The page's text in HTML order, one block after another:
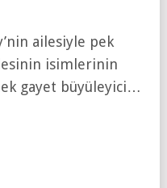
ailesiyle pek
isimlerinin
gayet büyüleyici…